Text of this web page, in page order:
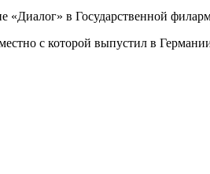
в Государственной
с которой выпустил в